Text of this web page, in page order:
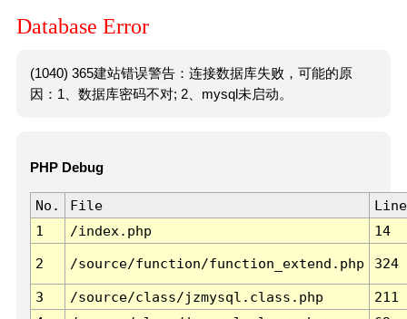
Database Error
(1040) 365建站错误警告：连接数据库失败，可能的原
因：1、数据库密码不对; 2、mysql未启动。
PHP Debug
No. File
Line
1
/index.php 14
2 /source/function/function_extend.php 324
3 /source/class/jzmysql.class.php
211